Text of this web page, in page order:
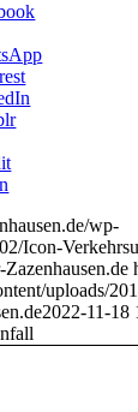
wp-
Icon-
uploads/
2022-11-18